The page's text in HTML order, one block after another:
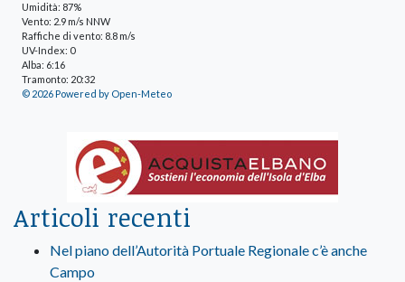
Umidità: 87%
Vento: 2.9 m/s NNW
Raffiche di vento: 8.8 m/s
UV-Index: 0
Alba: 6:16
Tramonto: 20:32
© 2026 Powered by Open-Meteo
Articoli recenti
Nel piano dell’Autorità Portuale Regionale c’è anche
Campo